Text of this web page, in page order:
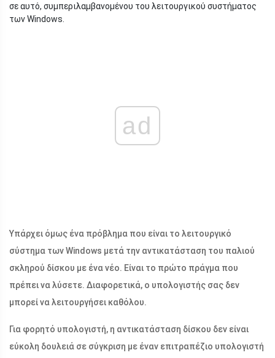
σε αυτό, συμπεριλαμβανομένου του λειτουργικού συστήματος
των Windows.
ad
Υπάρχει όμως ένα πρόβλημα που είναι το λειτουργικό
σύστημα των Windows μετά την αντικατάσταση του παλιού
σκληρού δίσκου με ένα νέο. Είναι το πρώτο πράγμα που
πρέπει να λύσετε. Διαφορετικά, ο υπολογιστής σας δεν
μπορεί να λειτουργήσει καθόλου.
Για φορητό υπολογιστή, η αντικατάσταση δίσκου δεν είναι
εύκολη δουλειά σε σύγκριση με έναν επιτραπέζιο υπολογιστή